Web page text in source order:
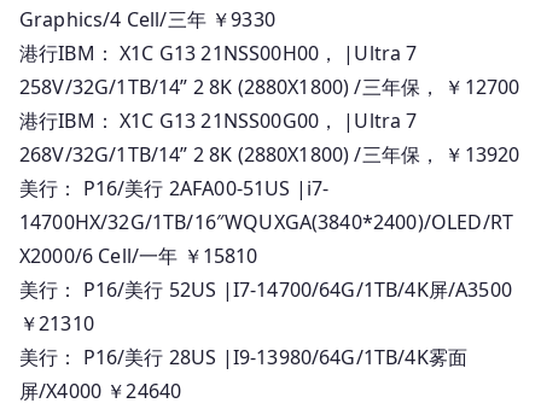
幣
報
價
Graphics/4 Cell/三年 ￥9330
港行IBM： X1C G13 21NSS00H00， |Ultra 7
258V/32G/1TB/14” 2 8K (2880X1800) /三年保， ￥12700
港行IBM： X1C G13 21NSS00G00， |Ultra 7
268V/32G/1TB/14” 2 8K (2880X1800) /三年保， ￥13920
美行： P16/美行 2AFA00-51US |i7-
14700HX/32G/1TB/16″WQUXGA(3840*2400)/OLED/RT
X2000/6 Cell/一年 ￥15810
美行： P16/美行 52US |I7-14700/64G/1TB/4K屏/A3500
￥21310
美行： P16/美行 28US |I9-13980/64G/1TB/4K雾面
屏/X4000 ￥24640